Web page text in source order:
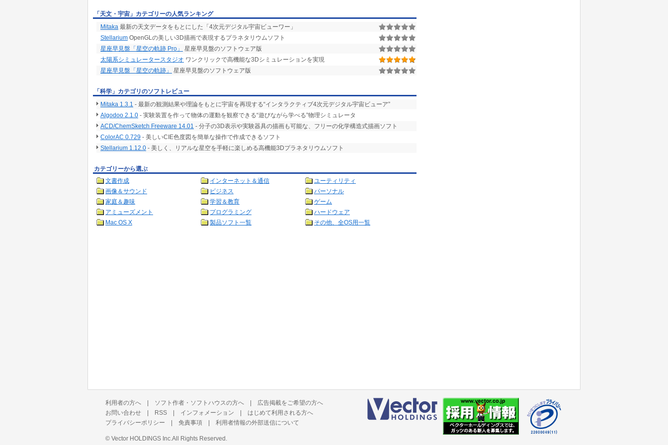
「天文・宇宙」カテゴリーの人気ランキング
Mitaka 最新の天文データをもとにした「4次元デジタル宇宙ビューワー」
Stellarium OpenGLの美しい3D描画で表現するプラネタリウムソフト
星座早見盤「星空の軌跡 Pro」
星座早見盤のソフトウェア版
太陽系シミュレータースタジオ ワンクリックで高機能な3Dシミュレーションを実現
星座早見盤「星空の軌跡」
星座早見盤のソフトウェア版
「科学」カテゴリのソフトレビュー
Mitaka 1.3.1 - 最新の観測結果や理論をもとに宇宙を再現する“インタラクティブ4次元デジタル宇宙ビューア”
Algodoo 2.1.0 - 実験装置を作って物体の運動を観察できる“遊びながら学べる”物理シミュレータ
ACD/ChemSketch Freeware 14.01 - 分子の3D表示や実験器具の描画も可能な、フリーの化学構造式描画ソフト
ColorAC 0.729 - 美しいCIE色度図を簡単な操作で作成できるソフト
Stellarium 1.12.0 - 美しく、リアルな星空を手軽に楽しめる高機能3Dプラネタリウムソフト
カテゴリーから選ぶ
文書作成
インターネット＆通信
ユーティリティ
画像＆サウンド
ビジネス
パーソナル
家庭＆趣味
学習＆教育
ゲーム
アミューズメント
プログラミング
ハードウェア
Mac OS X
製品ソフト一覧 その他、全OS用一覧
利用者の方へ | ソフト作者・ソフトハウスの方へ | 広告掲載をご希望の方へ
お問い合わせ | RSS | インフォメーション | はじめて利用される方へ
プライバシーポリシー | 免責事項 | 利用者情報の外部送信について
© Vector HOLDINGS Inc. All Rights Reserved.